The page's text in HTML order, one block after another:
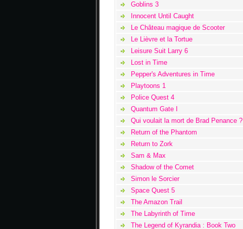
Goblins 3
Innocent Until Caught
Le Château magique de Scooter
Le Lièvre et la Tortue
Leisure Suit Larry 6
Lost in Time
Pepper's Adventures in Time
Playtoons 1
Police Quest 4
Quantum Gate I
Qui voulait la mort de Brad Penance ?
Return of the Phantom
Return to Zork
Sam & Max
Shadow of the Comet
Simon le Sorcier
Space Quest 5
The Amazon Trail
The Labyrinth of Time
The Legend of Kyrandia : Book Two